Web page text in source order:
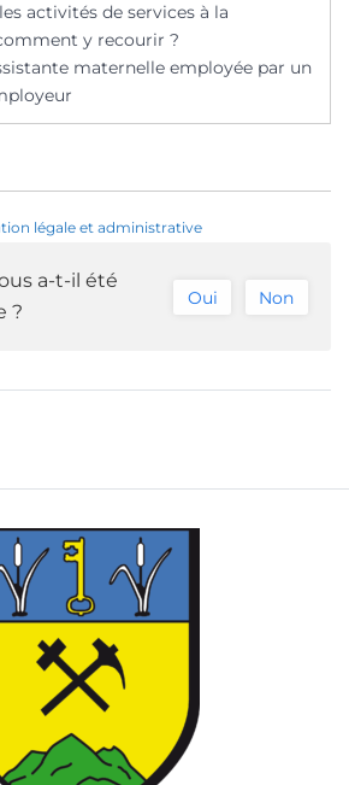
activités de services à la
y recourir ?
maternelle employée par un
légale et administrative
a-t-il été
?
Oui Non